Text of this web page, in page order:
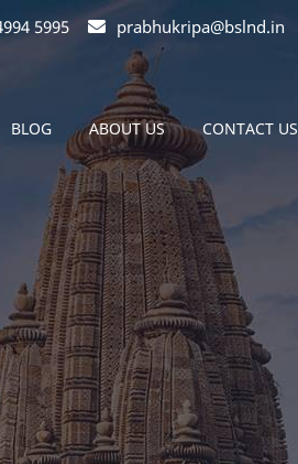
5995 prabhukripa@bslnd.in
BLOG ABOUT US CONTACT US